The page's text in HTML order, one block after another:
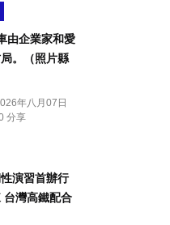
由企業家和愛
。（照片縣
年八月07日
分享
演習首辦行
台灣高鐵配合